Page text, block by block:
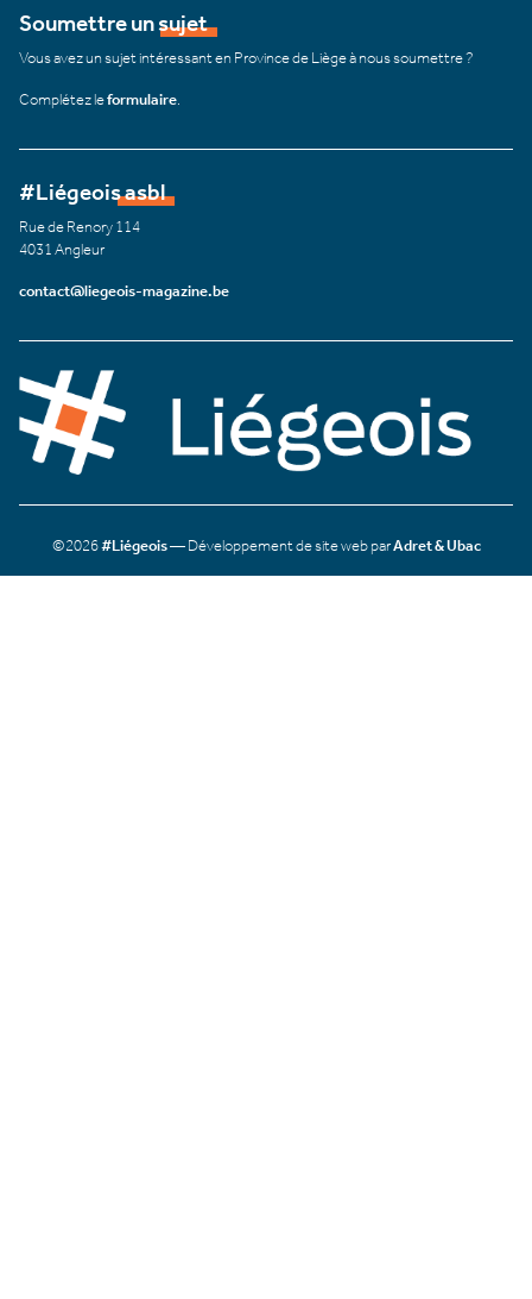
Soumettre un sujet
Vous avez un sujet intéressant en Province de Liège à nous soumettre ?
Complétez leformulaire
#Liégeois asbl
Rue de Renory 114
4031 Angleur
contact@liegeois-magazine.be
©2026#Liégeois— Développement de site web parAdret & Ubac